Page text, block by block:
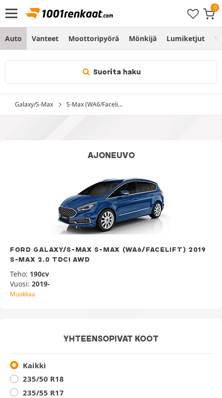
Auto Vanteet Moottoripyörä Mönkijä Lumiketjut
Suorita haku
Galaxy/S-Max S-Max (WA6/Faceli...
AJONEUVO
FORD GALAXY/S-MAX S-MAX (WA6/FACELIFT) 2019
S-MAX 2.0 TDCI AWD
Teho: 190cv
Vuosi: 2019-
Muokkaa
YHTEENSOPIVAT KOOT
Kaikki
235/50 R18
235/55 R17